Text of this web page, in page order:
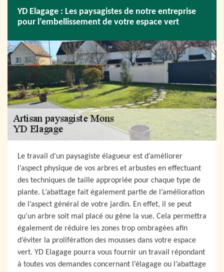
YD Elagage : Les paysagistes de notre entreprise
pour l’embellissement de votre espace vert
Le travail d’un paysagiste élagueur est d’améliorer
l’aspect physique de vos arbres et arbustes en effectuant
des techniques de taille appropriée pour chaque type de
plante. L’abattage fait également partie de l’amélioration
de l’aspect général de votre jardin. En effet, il se peut
qu’un arbre soit mal placé ou gêne la vue. Cela permettra
également de réduire les zones trop ombragées afin
d’éviter la prolifération des mousses dans votre espace
vert. YD Elagage pourra vous fournir un travail répondant
à toutes vos demandes concernant l’élagage ou l’abattage